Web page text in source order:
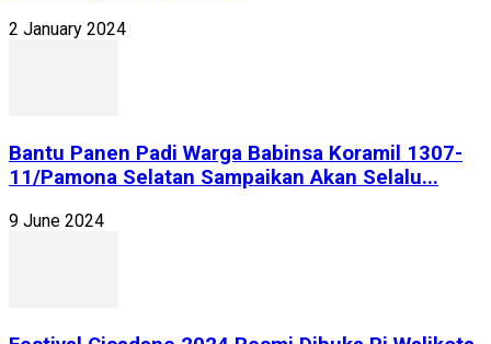
2 January 2024
Bantu Panen Padi Warga Babinsa Koramil 1307-
11/Pamona Selatan Sampaikan Akan Selalu...
9 June 2024